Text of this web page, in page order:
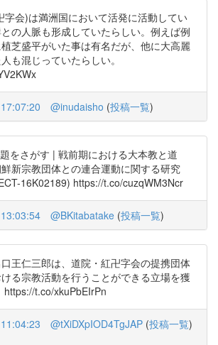
字会)は満洲国において活発に活動してい
の人脈も形成していたらしい。例えば例
芝盛平がいた事は有名だが、他に大高麗
も混じっていたらしい。
@inudaisho (投稿一覧)
をさがす | 戦前期における大本教と道
新宗教団体との連合運動に関する研究
16K02189) https://t.co/cuzqWM3Ncr
@BKitabatake (投稿一覧)
王仁三郎は、道院・紅卍字会の提携団体
る宗教活動を行うことができる立場を獲
https://t.co/xkuPbEIrPn
@tXiDXpIOD4TgJAP (投稿一覧)